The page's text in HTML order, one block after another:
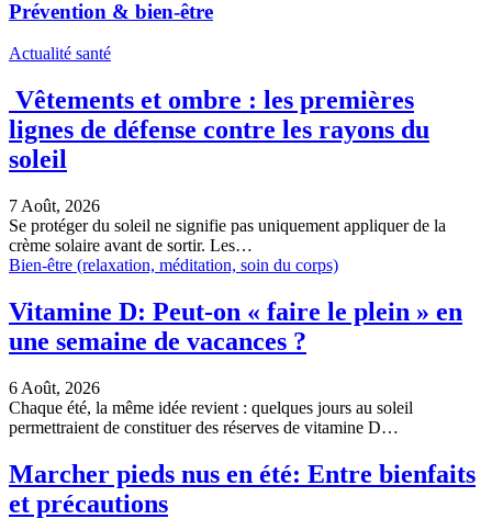
Prévention & bien-être
Actualité santé
Vêtements et ombre : les premières
lignes de défense contre les rayons du
soleil
7 Août, 2026
Se protéger du soleil ne signifie pas uniquement appliquer de la
crème solaire avant de sortir. Les…
Bien-être (relaxation, méditation, soin du corps)
Vitamine D: Peut-on « faire le plein » en
une semaine de vacances ?
6 Août, 2026
Chaque été, la même idée revient : quelques jours au soleil
permettraient de constituer des réserves de vitamine D…
Marcher pieds nus en été: Entre bienfaits
et précautions